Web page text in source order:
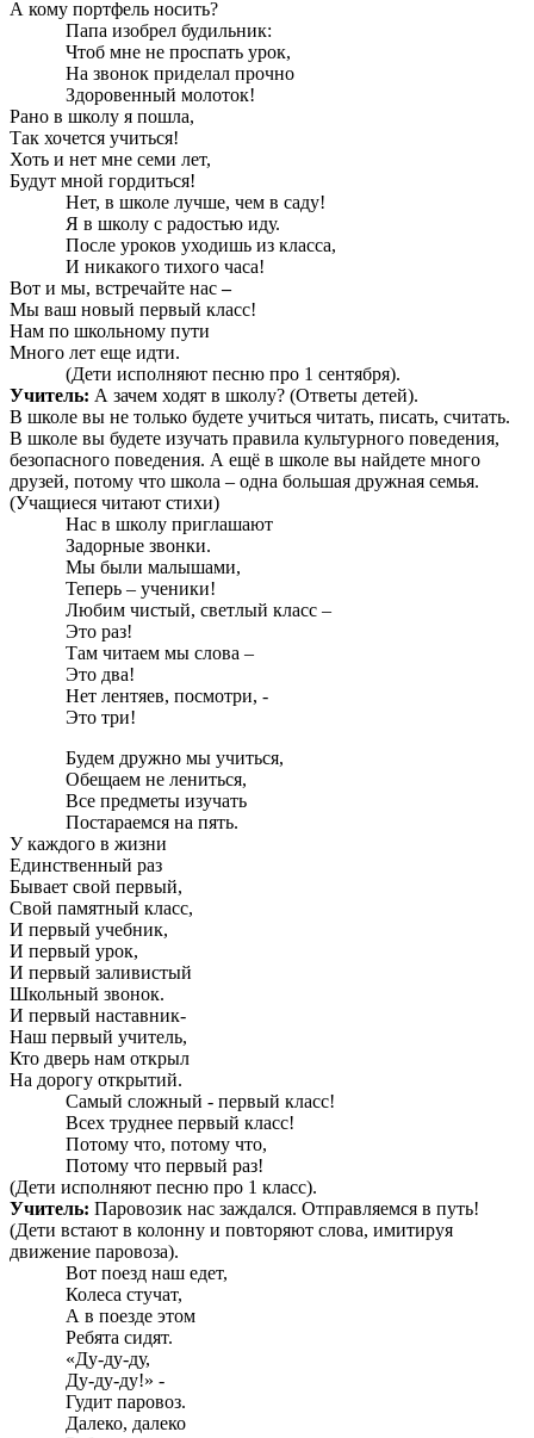
А кому портфель носить?
Папа изобрел будильник:
Чтоб мне не проспать урок,
На звонок приделал прочно
Здоровенный молоток!
Рано в школу я пошла,
Так хочется учиться!
Хоть и нет мне семи лет,
Будут мной гордиться!
Нет, в школе лучше, чем в саду!
Я в школу с радостью иду.
После уроков уходишь из класса,
И никакого тихого часа!
Вот и мы, встречайте нас–
Мы ваш новый первый класс!
Нам по школьному пути
Много лет еще идти.
(Дети исполняют песню про 1 сентября).
Учитель: А зачем ходят в школу? (Ответы детей).
В школе вы не только будете учиться читать, писать, считать.
В школе вы будете изучать правила культурного поведения,
безопасного поведения. А ещё в школе вы найдете много
друзей, потому что школа – одна большая дружная семья.
(Учащиеся читают стихи)
Нас в школу приглашают
Задорные звонки.
Мы были малышами,
Теперь – ученики!
Любим чистый, светлый класс –
Это раз!
Там читаем мы слова –
Это два!
Нет лентяев, посмотри, -
Это три!
Будем дружно мы учиться,
Обещаем не лениться,
Все предметы изучать
Постараемся на пять.
У каждого в жизни
Единственный раз
Бывает свой первый,
Свой памятный класс,
И первый учебник,
И первый урок,
И первый заливистый
Школьный звонок.
И первый наставник-
Наш первый учитель,
Кто дверь нам открыл
На дорогу открытий.
Самый сложный - первый класс!
Всех труднее первый класс!
Потому что, потому что,
Потому что первый раз!
(Дети исполняют песню про 1 класс).
Учитель: Паровозик нас заждался. Отправляемся в путь!
(Дети встают в колонну и повторяют слова, имитируя
движение паровоза).
Вот поезд наш едет,
Колеса стучат,
А в поезде этом
Ребята сидят.
«Ду-ду-ду,
Ду-ду-ду!» -
Гудит паровоз.
Далеко, далеко